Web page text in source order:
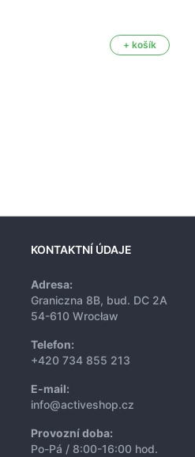
+ košík
KONTAKTNÍ ÚDAJE
Adresa:
Graniczna 8B, bud. DC 2A
54-610 Wrocław
Telefon:
+420 734 855 213
E-mail:
info@activeshop.cz
Provozní doba:
Po-Pá / 8:00-16:00 hod.